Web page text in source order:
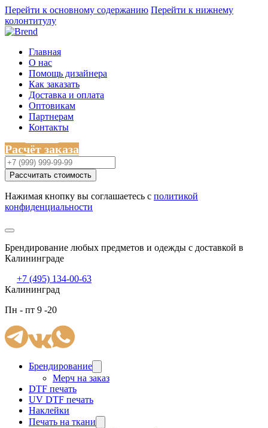
Перейти к основному содержанию Перейти к нижнему
колонтитулу
Главная
О нас
Помощь дизайнера
Как заказать
Доставка и оплата
Оптовикам
Партнерам
Контакты
Расчёт заказа
Рассчитать стоимость
Нажимая кнопку вы соглашаетесь с политикой
конфиденциальности
Брендирование любых предметов и одежды с доставкой в
Калининграде
+7 (495) 134-00-63
Калининград
Пн - пт 9 -20
Брендирование
Мерч на заказ
DTF печать
UV DTF печать
Наклейки
Печать на ткани